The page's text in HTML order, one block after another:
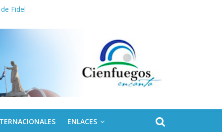
ENLACES